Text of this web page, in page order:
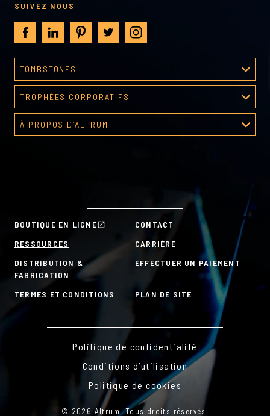
BOUTIQUE EN LIGNE
CONTACT
RESSOURCES
CARRIÈRE
DISTRIBUTION &
FABRICATION
EFFECTUER UN PAIEMENT
TERMES ET CONDITIONS PLAN DE SITE
TOMBSTONES
Processus de création
Galerie tombstones
TROPHÉES CORPORATIFS
Galerie de récompenses
À PROPOS D’ALTRUM
SUIVEZ NOUS
© 2026 Altrum. Tous droits réservés.
Politique de confidentialité
Conditions d’utilisation
Politique de cookies